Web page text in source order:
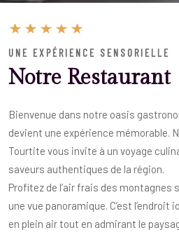
UNE EXPÉRIENCE SENSORIELLE
Notre Restaurant
Bienvenue dans notre oasis
devient une expérience mémorable.
Tourtite vous invite à un voyage
saveurs authentiques de la région.
Profitez de l’air frais des
une vue panoramique. C’est l’endroit
en plein air tout en admirant le